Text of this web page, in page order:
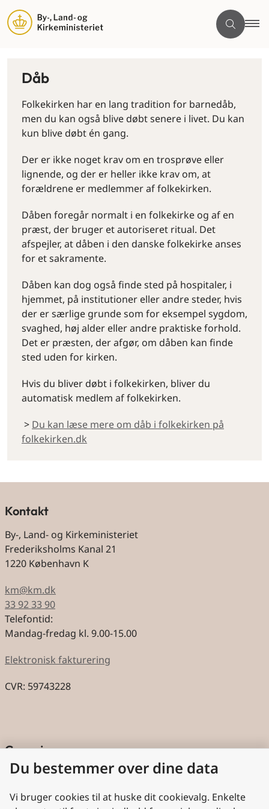
Dåb
Folkekirken har en lang tradition for barnedåb,
men du kan også blive døbt senere i livet. Du kan
kun blive døbt én gang.
Der er ikke noget krav om en trosprøve eller
lignende, og der er heller ikke krav om, at
forældrene er medlemmer af folkekirken.
Dåben foregår normalt i en folkekirke og af en
præst, der bruger et autoriseret ritual. Det
afspejler, at dåben i den danske folkekirke anses
for et sakramente.
Dåben kan dog også finde sted på hospitaler, i
hjemmet, på institutioner eller andre steder, hvis
der er særlige grunde som for eksempel sygdom,
svaghed, høj alder eller andre praktiske forhold.
Det er præsten, der afgør, om dåben kan finde
sted uden for kirken.
Hvis du bliver døbt i folkekirken, bliver du
automatisk medlem af folkekirken.
> Du kan læse mere om dåb i folkekirken på
folkekirken.dk
Kontakt
By-, Land- og Kirkeministeriet
Frederiksholms Kanal 21
1220 København K
km@km.dk
33 92 33 90
Telefontid:
Mandag-fredag kl. 9.00-15.00
Elektronisk fakturering
CVR: 59743228
Genveje
Cookies
Aktindsigt
Du bestemmer over dine data
Vi bruger cookies til at huske dit cookievalg. Enkelte